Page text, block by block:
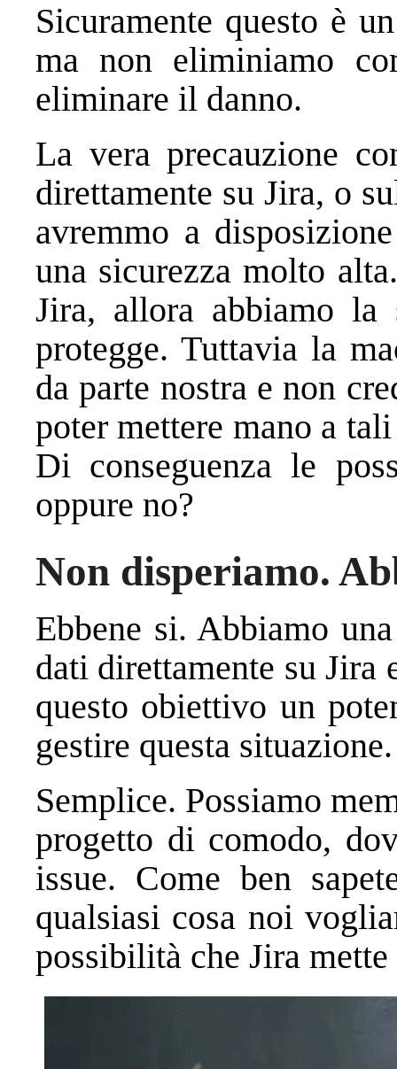
Sicuramente questo è
ma non eliminiamo
eliminare il danno.
La vera precauzione
direttamente su Jira, o
avremmo a
una sicurezza molto
Jira, allora abbiamo la
protegge. Tuttavia la
da parte nostra e non
poter mettere mano a
Di conseguenza le
oppure no?
Non disperiamo.
Ebbene si. Abbiamo
dati direttamente su Jira
questo obiettivo un
gestire questa
Semplice. Possiamo
progetto di comodo,
issue. Come ben
qualsiasi cosa noi
possibilità che Jira